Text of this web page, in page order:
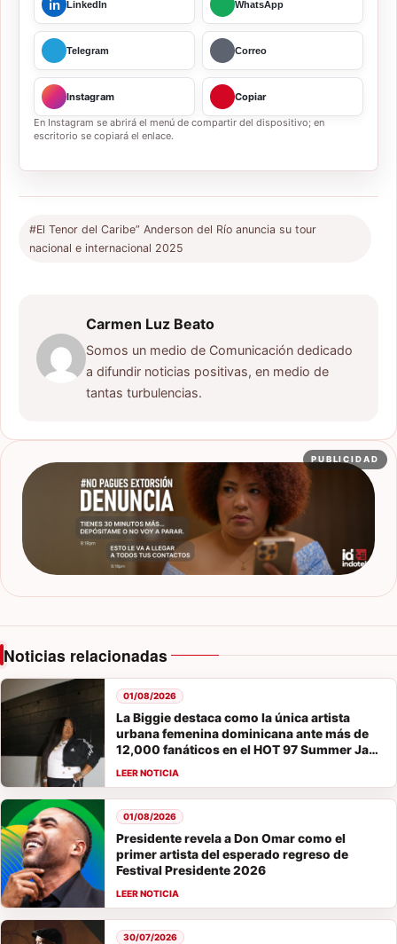
in LinkedIn WhatsApp
Telegram Correo
Instagram Copiar
En Instagram se abrirá el menú de compartir del dispositivo; en
escritorio se copiará el enlace.
#El Tenor del Caribe” Anderson del Río anuncia su tour
nacional e internacional 2025
Carmen Luz Beato
Somos un medio de Comunicación dedicado
a difundir noticias positivas, en medio de
tantas turbulencias.
PUBLICIDAD
Noticias relacionadas
La Biggie destaca como la única artista
urbana femenina dominicana ante más de
12,000 fanáticos en el HOT 97 Summer Jam
2026
01/08/2026
Presidente revela a Don Omar como el
primer artista del esperado regreso de
Festival Presidente 2026
01/08/2026
30/07/2026